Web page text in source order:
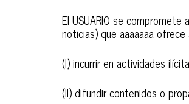
El USUARIO se
noticias) que aaaaaaa
(I) incurrir en actividades
(II) difundir contenidos o